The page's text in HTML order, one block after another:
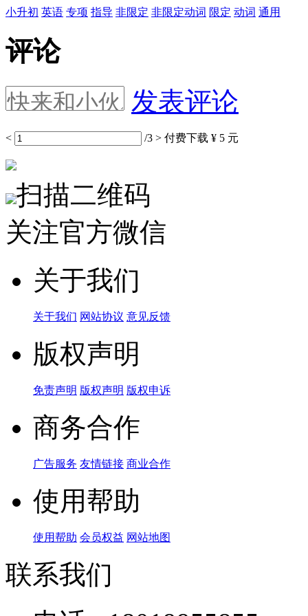
小升初 英语 专项 指导 非限定 非限定动词 限定 动词 通用
评论
发表评论
< /3 > 付费下载 ¥ 5 元
扫描二维码
关注官方微信
关于我们
关于我们 网站协议 意见反馈
版权声明
免责声明 版权声明 版权申诉
商务合作
广告服务 友情链接 商业合作
使用帮助
使用帮助 会员权益 网站地图
联系我们